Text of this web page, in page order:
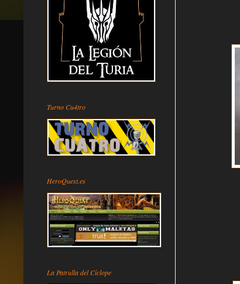
Turno Cu4tro
HeroQuest.es
La Patrulla del Cíclope